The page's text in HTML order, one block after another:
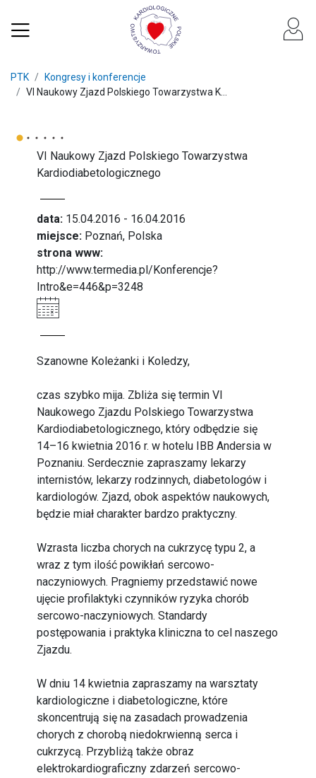
PTK
Kongresy i konferencje
VI Naukowy Zjazd Polskiego Towarzystwa K...
VI Naukowy Zjazd Polskiego Towarzystwa
Kardiodiabetologicznego
data: 15.04.2016 - 16.04.2016
miejsce: Poznań, Polska
strona www:
http://www.termedia.pl/Konferencje?
Intro&e=446&p=3248
Szanowne Koleżanki i Koledzy,
czas szybko mija. Zbliża się termin VI
Naukowego Zjazdu Polskiego Towarzystwa
Kardiodiabetologicznego, który odbędzie się
14–16 kwietnia 2016 r. w hotelu IBB Andersia w
Poznaniu. Serdecznie zapraszamy lekarzy
internistów, lekarzy rodzinnych, diabetologów i
kardiologów. Zjazd, obok aspektów naukowych,
będzie miał charakter bardzo praktyczny.
Wzrasta liczba chorych na cukrzycę typu 2, a
wraz z tym ilość powikłań sercowo-
naczyniowych. Pragniemy przedstawić nowe
ujęcie profilaktyki czynników ryzyka chorób
sercowo-naczyniowych. Standardy
postępowania i praktyka kliniczna to cel naszego
Zjazdu.
W dniu 14 kwietnia zapraszamy na warsztaty
kardiologiczne i diabetologiczne, które
skoncentrują się na zasadach prowadzenia
chorych z chorobą niedokrwienną serca i
cukrzycą. Przybliżą także obraz
elektrokardiograficzny zdarzeń sercowo-